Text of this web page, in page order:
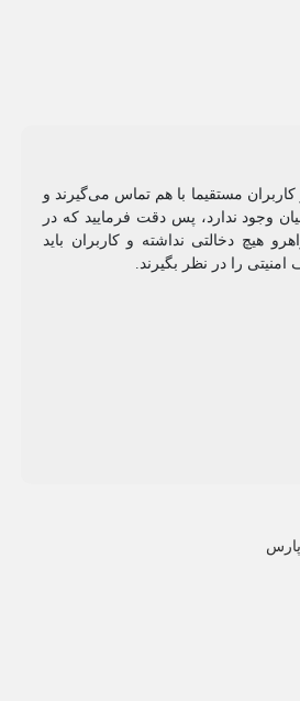
کاربران مستقیما با هم تماس می‌گیرند و
وجود ندارد، پس دقت فرمایید که در
هیچ دخالتی نداشته و کاربران باید
را در نظر بگیرند.